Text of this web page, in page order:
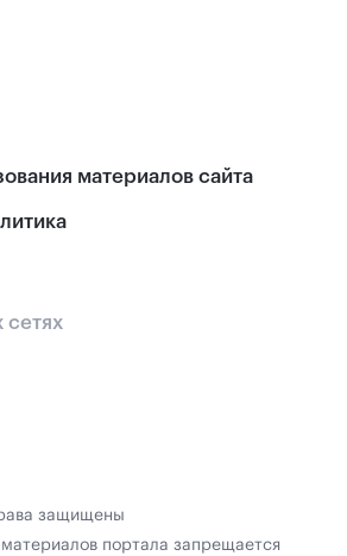
материалов сайта
сетях
защищены
портала запрещается